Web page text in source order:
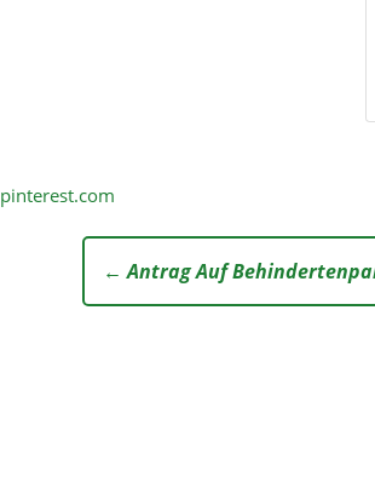
pinterest.com
← Antrag Auf